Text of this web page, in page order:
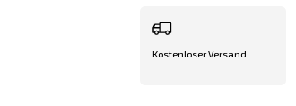
Kostenloser Versand